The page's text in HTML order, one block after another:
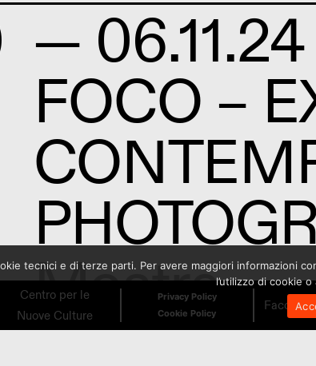
— 06.11.24
FOCO –
Mostra
Centro per le
Nuove Culture
Privacy Policy
Cookie Policy
tecnici e di terze parti. Per avere maggiori informazioni
l’utilizzo di cookie